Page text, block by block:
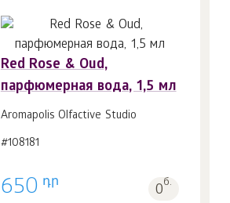
Red Rose & Oud,
парфюмерная вода, 1,5 мл
Aromapolis Olfactive Studio
#108181
650 դր 0б.